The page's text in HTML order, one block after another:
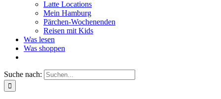
Latte Locations
Mein Hamburg
Pärchen-Wochenenden
Reisen mit Kids
Was lesen
Was shoppen
Suche nach: